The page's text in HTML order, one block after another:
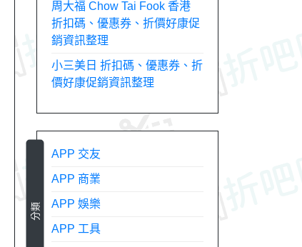
周大福 Chow Tai Fook 香港
折扣碼、優惠券、折價好康促
銷資訊整理
小三美日 折扣碼、優惠券、折
價好康促銷資訊整理
分類
APP 交友
APP 商業
APP 娛樂
APP 工具